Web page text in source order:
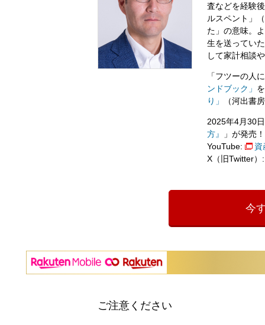
査などを経験
ルスペント」
た」の意味。
生を送ってい
して家計相談
「フツーの人
ンドブック」
り」
（河出書
2025年4月30
方』
」が発売！
YouTube:
資
X（旧Twitter）:
今
ご注意ください